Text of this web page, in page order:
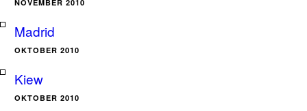
NOVEMBER 2010
Madrid
OKTOBER 2010
Kiew
OKTOBER 2010